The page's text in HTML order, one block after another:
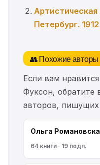
Петербург. 1912
👥 Похожие авторы
Если вам
Фуксон, обратите
авторов,
Ольга
64 книги · 19 подп.